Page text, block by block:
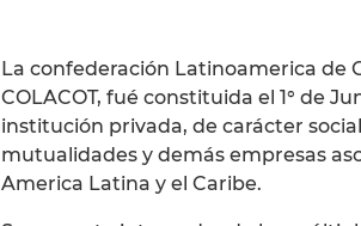
La confederación Latinoamerica de
COLACOT, fué constituida el 1° de
institución privada, de carácter
mutualidades y demás empresas
America Latina y el Caribe.